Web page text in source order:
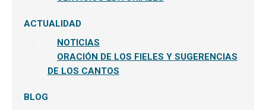
ACTUALIDAD
NOTICIAS
ORACIÓN DE LOS FIELES Y SUGERENCIAS
DE LOS CANTOS
BLOG